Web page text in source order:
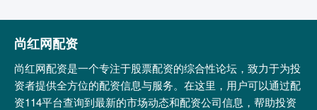
尚红网配资
尚红网配资是一个专注于股票配资的综合性论坛，致力于为投
资者提供全方位的配资信息与服务。在这里，用户可以通过配
资114平台查询到最新的市场动态和配资公司信息，帮助投资